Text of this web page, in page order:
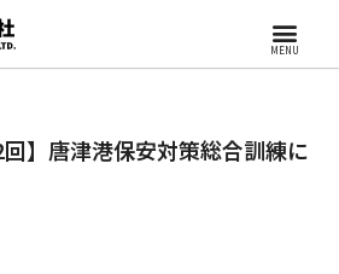
MENU
回】唐津港保安対策総合訓練に